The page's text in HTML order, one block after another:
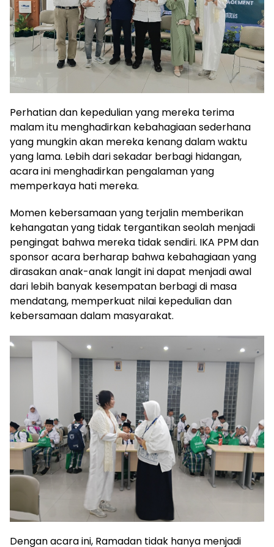
Perhatian dan kepedulian yang mereka terima
malam itu menghadirkan kebahagiaan sederhana
yang mungkin akan mereka kenang dalam waktu
yang lama. Lebih dari sekadar berbagi hidangan,
acara ini menghadirkan pengalaman yang
memperkaya hati mereka.
Momen kebersamaan yang terjalin memberikan
kehangatan yang tidak tergantikan seolah menjadi
pengingat bahwa mereka tidak sendiri. IKA PPM dan
sponsor acara berharap bahwa kebahagiaan yang
dirasakan anak-anak langit ini dapat menjadi awal
dari lebih banyak kesempatan berbagi di masa
mendatang, memperkuat nilai kepedulian dan
kebersamaan dalam masyarakat.
Dengan acara ini, Ramadan tidak hanya menjadi